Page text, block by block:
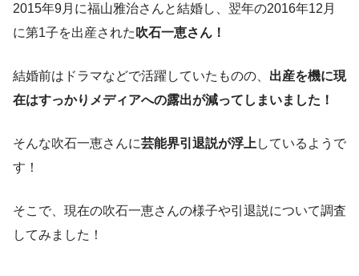
2015年9月に福山雅治さんと結婚し、翌年の2016年12月
に第1子を出産された 吹石一恵さん！
結婚前はドラマなどで活躍していたものの、 出産を機に現
在はすっかりメディアへの露出が減ってしまいました！
そんな吹石一恵さんに芸能界引退説が浮上 しているようで
す！
そこで、現在の吹石一恵さんの様子や引退説について調査
してみました！